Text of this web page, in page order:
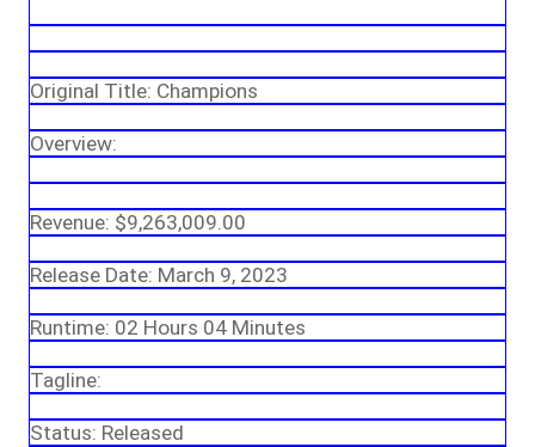
Original Title: Champions
Overview:
Revenue: $9,263,009.00
Release Date: March 9, 2023
Runtime: 02 Hours 04 Minutes
Tagline:
Status: Released